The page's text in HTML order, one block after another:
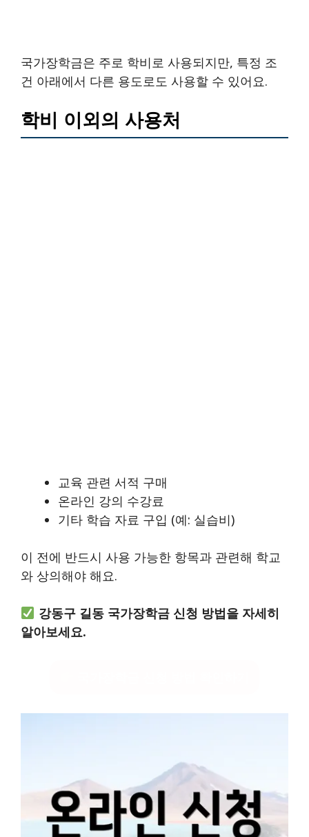
국가장학금은 주로 학비로 사용되지만, 특정 조
건 아래에서 다른 용도로도 사용할 수 있어요.
학비 이외의 사용처
교육 관련 서적 구매
온라인 강의 수강료
기타 학습 자료 구입 (예: 실습비)
이 전에 반드시 사용 가능한 항목과 관련해 학교
와 상의해야 해요.
강동구 길동 국가장학금 신청 방법을 자세히
알아보세요.